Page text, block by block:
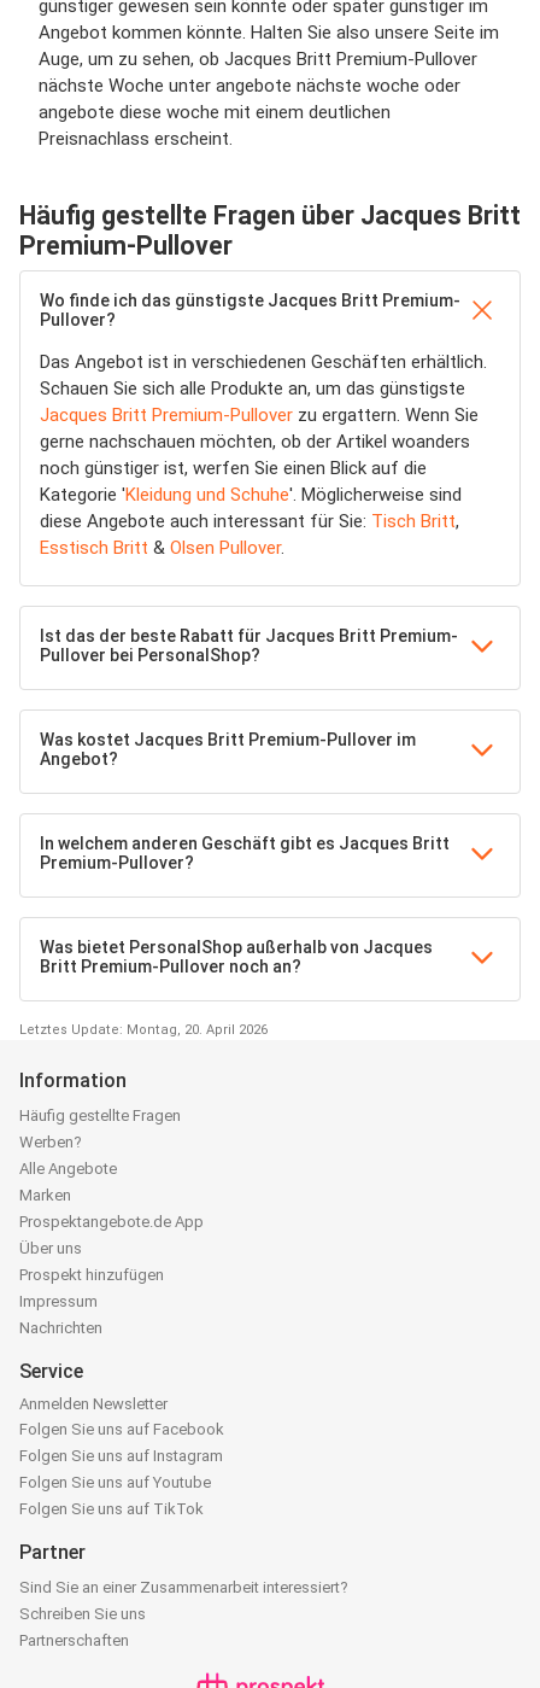
günstiger gewesen sein könnte oder später günstiger im
Angebot kommen könnte. Halten Sie also unsere Seite im
Auge, um zu sehen, ob Jacques Britt Premium-Pullover
nächste Woche unter angebote nächste woche oder
angebote diese woche mit einem deutlichen
Preisnachlass erscheint.
Häufig gestellte Fragen über Jacques Britt
Premium-Pullover
Wo finde ich das günstigste Jacques Britt Premium-
Pullover?
Das Angebot ist in verschiedenen Geschäften erhältlich.
Schauen Sie sich alle Produkte an, um das günstigste
Jacques Britt Premium-Pullover zu ergattern. Wenn Sie
gerne nachschauen möchten, ob der Artikel woanders
noch günstiger ist, werfen Sie einen Blick auf die
Kategorie 'Kleidung und Schuhe'. Möglicherweise sind
diese Angebote auch interessant für Sie: Tisch Britt,
Esstisch Britt & Olsen Pullover.
Ist das der beste Rabatt für Jacques Britt Premium-
Pullover bei PersonalShop?
Was kostet Jacques Britt Premium-Pullover im
Angebot?
In welchem anderen Geschäft gibt es Jacques Britt
Premium-Pullover?
Was bietet PersonalShop außerhalb von Jacques
Britt Premium-Pullover noch an?
Letztes Update: Montag, 20. April 2026
Information
Häufig gestellte Fragen
Werben?
Alle Angebote
Marken
Prospektangebote.de App
Über uns
Prospekt hinzufügen
Impressum
Nachrichten
Service
Anmelden Newsletter
Folgen Sie uns auf Facebook
Folgen Sie uns auf Instagram
Folgen Sie uns auf Youtube
Folgen Sie uns auf TikTok
Partner
Sind Sie an einer Zusammenarbeit interessiert?
Schreiben Sie uns
Partnerschaften